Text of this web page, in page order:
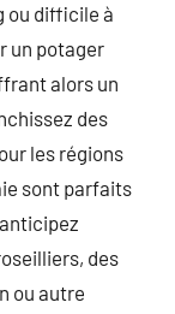
ou difficile à
un potager
alors un
des
les régions
sont parfaits
des
ou autre